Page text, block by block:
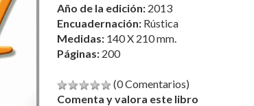
Año de la edición: 2013
Encuadernación: Rústica
Medidas: 140 X 210 mm.
Páginas: 200
(0 Comentarios)
Comenta y valora este libro